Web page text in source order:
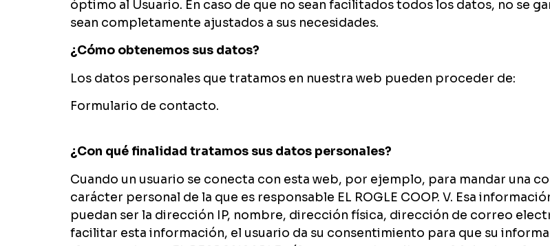
óptimo al Usuario. En caso de que no sean facilitados todos los datos, no se
sean completamente ajustados a sus necesidades.
¿Cómo obtenemos sus datos?
Los datos personales que tratamos en nuestra web pueden proceder de:
Formulario de contacto.
¿Con qué finalidad tratamos sus datos personales?
Cuando un usuario se conecta con esta web, por ejemplo, para mandar una
carácter personal de la que es responsable EL ROGLE COOP. V. Esa
puedan ser la dirección IP, nombre, dirección física, dirección de correo
facilitar esta información, el usuario da su consentimiento para que su